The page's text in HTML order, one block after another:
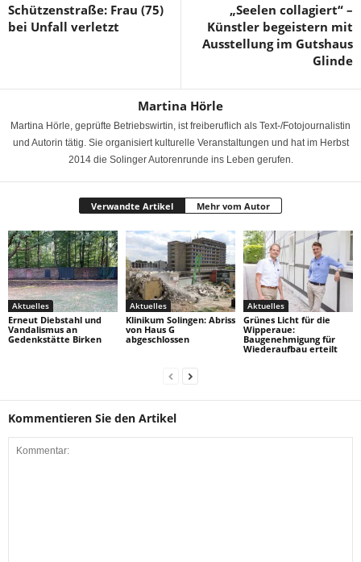
Schützenstraße: Frau (75)
bei Unfall verletzt
„Seelen collagiert“ –
Künstler begeistern mit
Ausstellung im Gutshaus
Glinde
Martina Hörle
Martina Hörle, geprüfte Betriebswirtin, ist freiberuflich als Text-/Fotojournalistin
und Autorin tätig. Sie organisiert kulturelle Veranstaltungen und hat im Herbst
2014 die Solinger Autorenrunde ins Leben gerufen.
Verwandte Artikel Mehr vom Autor
Aktuelles
Erneut Diebstahl und
Vandalismus an
Gedenkstätte Birken
Aktuelles
Klinikum Solingen: Abriss
von Haus G
abgeschlossen
Aktuelles
Grünes Licht für die
Wipperaue:
Baugenehmigung für
Wiederaufbau erteilt
Kommentieren Sie den Artikel